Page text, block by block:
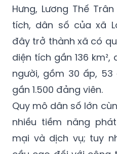
Hưng, Lương Thế
tích, dân số của xã
đây trở thành xã có
diện tích gần 136
người, gồm 30 ấp,
gần 1.500 đảng viên.
Quy mô dân số lớn
nhiều tiềm năng
mại và dịch vụ; tuy